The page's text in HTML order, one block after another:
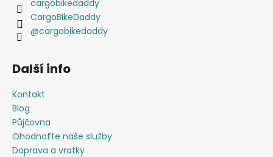
cargobikedaddy
CargoBikeDaddy
@cargobikedaddy
Další info
Kontakt
Blog
Půjčovna
Ohodnoťte naše služby
Doprava a vratky